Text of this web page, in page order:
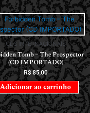
CDS INTERNACIONAIS
Tomb – The Prospector
(CD IMPORTADO)
R$85,00
Adicionar ao carrinho